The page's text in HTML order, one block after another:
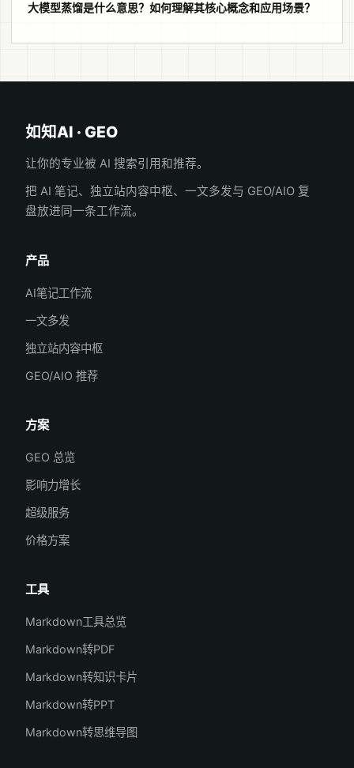
大模型蒸馏是什么意思？如何理解其核心概念和应用场景？
如知AI · GEO
让你的专业被 AI 搜索引用和推荐。
把 AI 笔记、独立站内容中枢、一文多发与 GEO/AIO 复
盘放进同一条工作流。
产品
AI笔记工作流
一文多发
独立站内容中枢
GEO/AIO 推荐
方案
GEO 总览
影响力增长
超级服务
价格方案
工具
Markdown工具总览
Markdown转PDF
Markdown转知识卡片
Markdown转PPT
Markdown转思维导图